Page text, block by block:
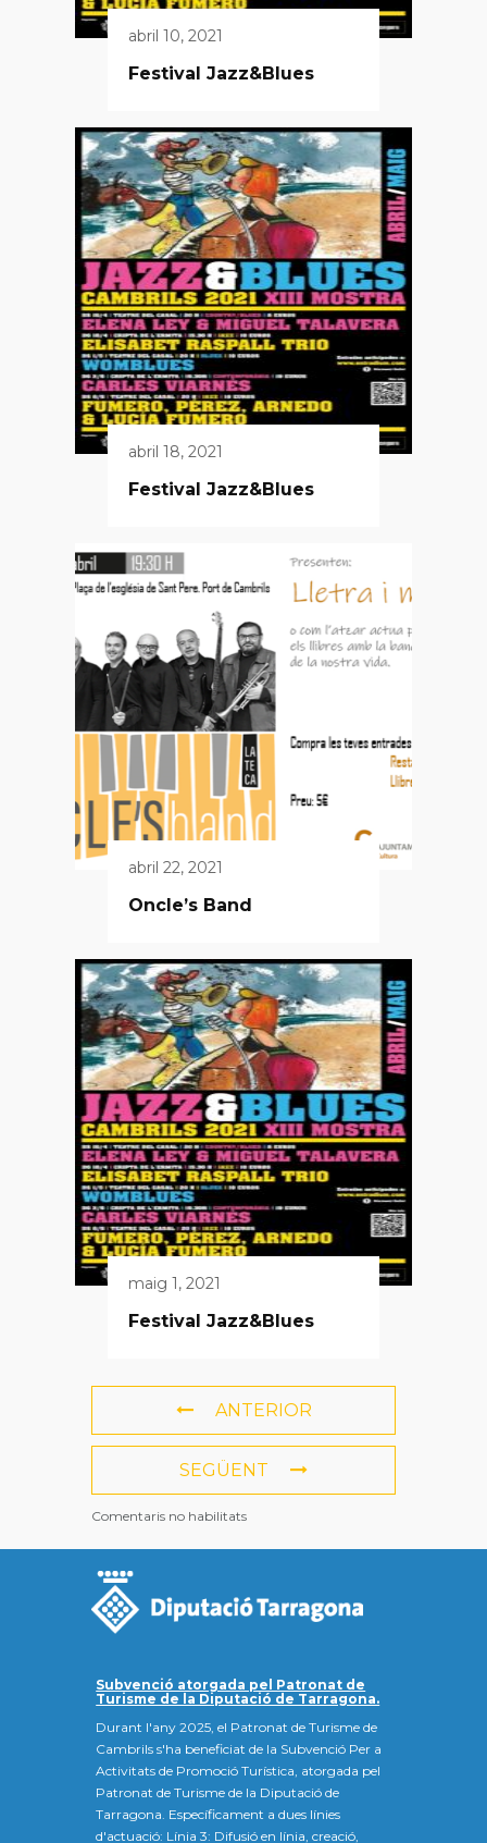
abril 10, 2021
Festival Jazz&Blues
abril 18, 2021
Festival Jazz&Blues
abril 22, 2021
Oncle’s Band
maig 1, 2021
Festival Jazz&Blues
ANTERIOR
SEGÜENT
Comentaris no habilitats
Subvenció atorgada pel Patronat de
Turisme de la Diputació de Tarragona.
Durant l'any 2025, el Patronat de Turisme de
Cambrils s'ha beneficiat de la Subvenció Per a
Activitats de Promoció Turística, atorgada pel
Patronat de Turisme de la Diputació de
Tarragona. Específicament a dues línies
d'actuació: Línia 3: Difusió en línia, creació,